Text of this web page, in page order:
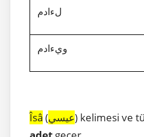
لءادم
ويءادم
Îsâ (عيسي) kelimesi ve